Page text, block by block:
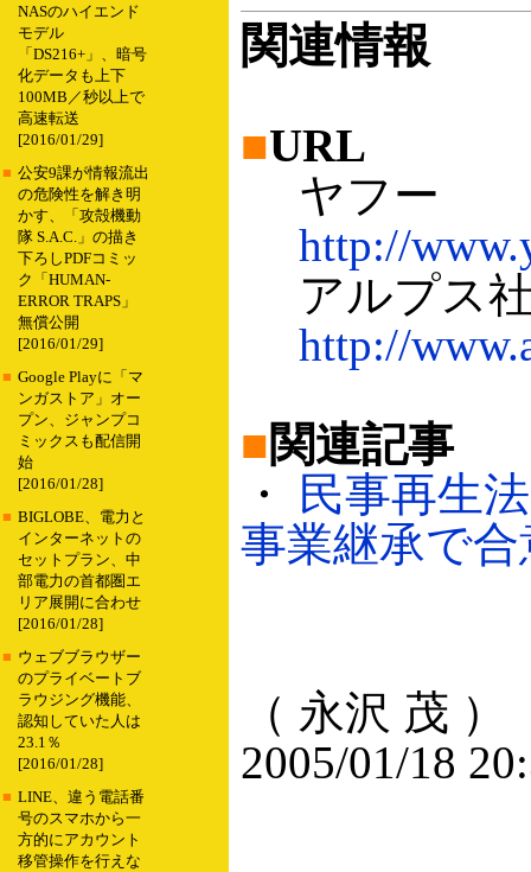
NASのハイエンド
モデル
「DS216+」、暗号
化データも上下
100MB／秒以上で
高速転送
[2016/01/29]
■ 公安9課が情報流出
の危険性を解き明
かす、「攻殻機動
隊 S.A.C.」の描き
下ろしPDFコミッ
ク「HUMAN-
ERROR TRAPS」
無償公開
[2016/01/29]
■ Google Playに「マ
ンガストア」オー
プン、ジャンプコ
ミックスも配信開
始
[2016/01/28]
■ BIGLOBE、電力と
インターネットの
セットプラン、中
部電力の首都圏エ
リア展開に合わせ
[2016/01/28]
■ ウェブブラウザー
のプライベートブ
ラウジング機能、
認知していた人は
23.1％
[2016/01/28]
■ LINE、違う電話番
号のスマホから一
方的にアカウント
移管操作を行えな
関連情報
■URL
ヤフー
http://
アルプス
http://
■関連記事
・
民事再生
事業継承で合
（ 永沢 茂 ）
2005/01/18